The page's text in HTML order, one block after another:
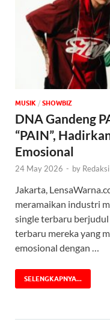
MUSIK / ‎SHOWBIZ
DNA Gandeng
“PAIN”,
Emosional
24 May 2026 - by Redaksi
Jakarta,
meramaikan industri
single terbaru berjudul
terbaru mereka yang
emosional dengan …
SELENGKAPNYA...